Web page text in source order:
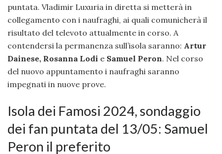
puntata. Vladimir Luxuria in diretta si metterà in
collegamento con i naufraghi, ai quali comunicherà il
risultato del televoto attualmente in corso. A
contendersi la permanenza sull’isola saranno: Artur
Dainese, Rosanna Lodi e­ Samuel Peron. Nel corso
del nuovo appuntamento i naufraghi saranno
impegnati in nuove prove.
Isola dei Famosi 2024, sondaggio
dei fan puntata del 13/05: Samuel
Peron il preferito